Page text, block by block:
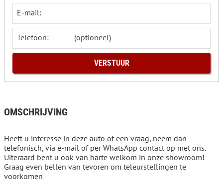
E-mail:
Telefoon:
OMSCHRIJVING
Heeft u interesse in deze auto of een vraag, neem dan
telefonisch, via e-mail of per WhatsApp contact op met ons.
Uiteraard bent u ook van harte welkom in onze showroom!
Graag even bellen van tevoren om teleurstellingen te
voorkomen